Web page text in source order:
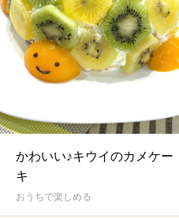
かわいい♪キウイのカメケー
キ
おうちで楽しめる